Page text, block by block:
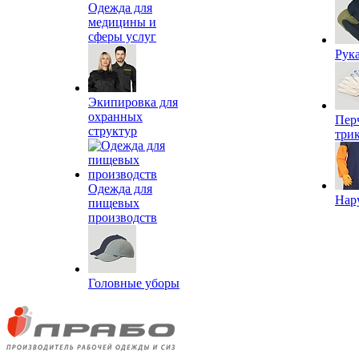
Одежда для
медицины и
сферы услуг
Экипировка для
охранных
структур
Одежда для
пищевых
производств
Головные уборы